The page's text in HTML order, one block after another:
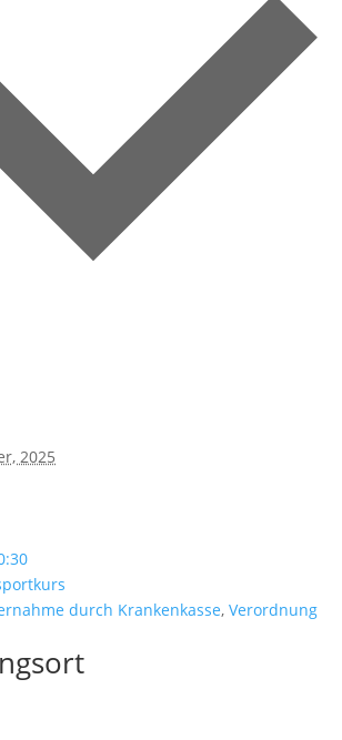
2025
durch Krankenkasse, Verordnung